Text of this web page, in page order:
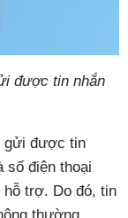
được tin nhắn
gửi được tin
số điện thoại
hỗ trợ. Do đó, tin